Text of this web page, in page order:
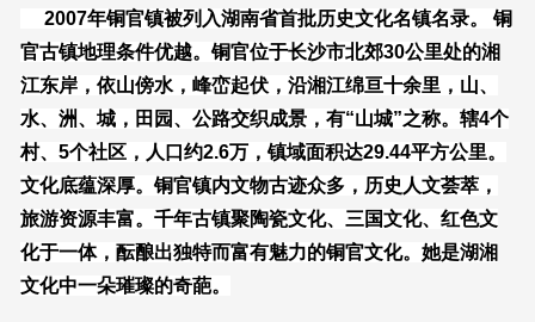
2007年铜官镇被列入湖南省首批历史文化名镇名录。 铜
官古镇地理条件优越。铜官位于长沙市北郊30公里处的湘
江东岸，依山傍水，峰峦起伏，沿湘江绵亘十余里，山、
水、洲、城，田园、公路交织成景，有“山城”之称。辖4个
村、5个社区，人口约2.6万，镇域面积达29.44平方公里。
文化底蕴深厚。铜官镇内文物古迹众多，历史人文荟萃，
旅游资源丰富。千年古镇聚陶瓷文化、三国文化、红色文
化于一体，酝酿出独特而富有魅力的铜官文化。她是湖湘
文化中一朵璀璨的奇葩。